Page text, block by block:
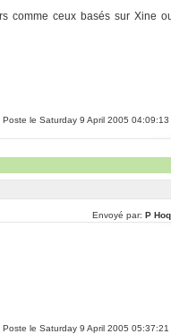
comme ceux basés sur Xine
Poste le Saturday 9 April 2005 04:09:13
Envoyé par: P
Poste le Saturday 9 April 2005 05:37:21